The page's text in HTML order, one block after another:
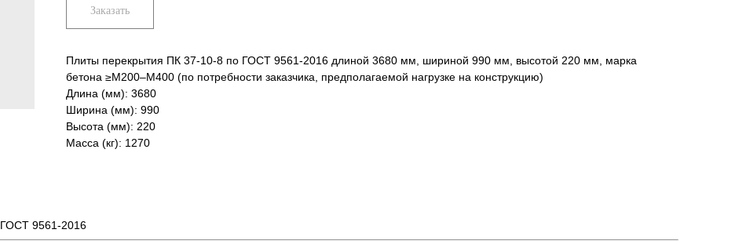
Заказать
Плиты перекрытия ПК 37-10-8 по ГОСТ 9561-2016 длиной 3680 мм, шириной 990 мм, высотой 220 мм, марка
бетона ≥М200–М400 (по потребности заказчика, предполагаемой нагрузке на конструкцию)
Длина (мм): 3680
Ширина (мм): 990
Высота (мм): 220
Масса (кг): 1270
ГОСТ 9561-2016